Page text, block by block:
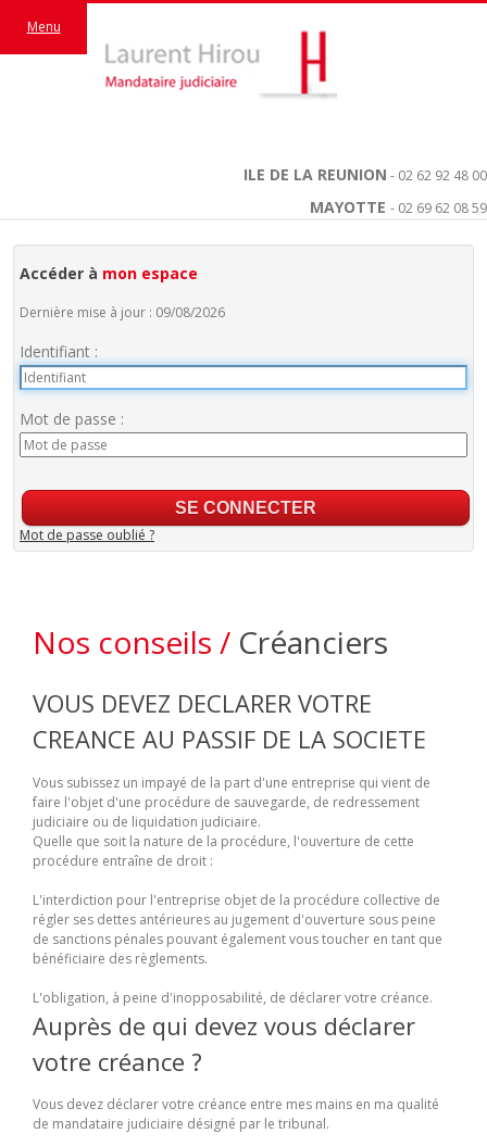
ILE DE LA REUNION - 02 62 92 48 00
MAYOTTE - 02 69 62 08 59
Menu
Accéder à mon espace
Dernière mise à jour : 09/08/2026
Identifiant :
Mot de passe :
Mot de passe oublié ?
Nos conseils / Créanciers
VOUS DEVEZ DECLARER VOTRE
CREANCE AU PASSIF DE LA SOCIETE
Vous subissez un impayé de la part d'une entreprise qui vient de
faire l'objet d'une procédure de sauvegarde, de redressement
judiciaire ou de liquidation judiciaire.
Quelle que soit la nature de la procédure, l'ouverture de cette
procédure entraîne de droit :
L'interdiction pour l'entreprise objet de la procédure collective de
régler ses dettes antérieures au jugement d'ouverture sous peine
de sanctions pénales pouvant également vous toucher en tant que
bénéficiaire des règlements.
L'obligation, à peine d'inopposabilité, de déclarer votre créance.
Auprès de qui devez vous déclarer
votre créance ?
Vous devez déclarer votre créance entre mes mains en ma qualité
de mandataire judiciaire désigné par le tribunal.